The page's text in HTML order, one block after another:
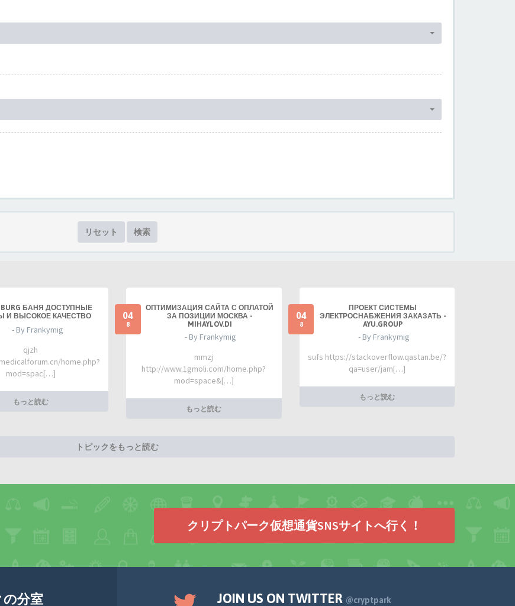
リセット 検索
БАНЯ ДОСТУПНЫЕ
И ВЫСОКОЕ КАЧЕСТВО
- By Frankymig
qjzh
home.php?
mod=spac[…]
もっと読む
04
8
ОПТИМИЗАЦИЯ САЙТА С ОПЛАТОЙ
ЗА ПОЗИЦИИ МОСКВА -
MIHAYLOV.DI
- By Frankymig
mmzj
http://www.1gmoli.com/home.php?
mod=space&[…]
もっと読む
04
8
ПРОЕКТ СИСТЕМЫ
ЭЛЕКТРОСНАБЖЕНИЯ ЗАКАЗАТЬ -
AYU.GROUP
- By Frankymig
sufs https://stackoverflow.qastan.be/?
qa=user/jam[…]
もっと読む
トピックをもっと読む
クリプトパーク仮想通貨SNSサイトへ行く！
分室 JOIN US ON TWITTER @cryptpark